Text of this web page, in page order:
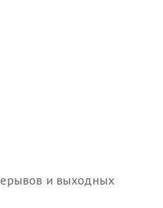
и выходных